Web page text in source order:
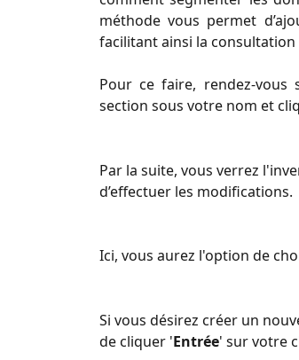
méthode vous permet
facilitant ainsi la consultation
Pour ce faire, rendez-
section sous votre nom et
Par la suite, vous verrez
d’effectuer les modifications.
Ici, vous aurez l'option de
Si vous désirez créer un
de cliquer 'Entrée' sur votre